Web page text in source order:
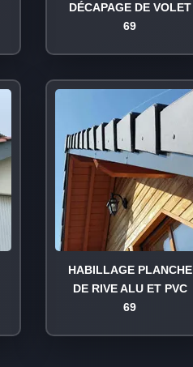
DÉCAPAGE DE VOLET
69
HABILLAGE PLANCHE
DE RIVE ALU ET PVC
69